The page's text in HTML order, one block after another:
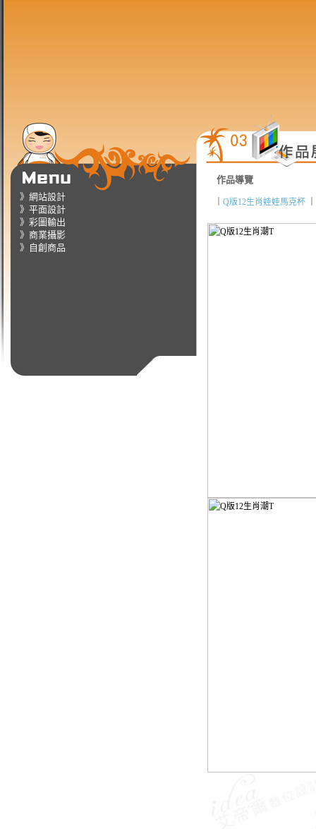
》網站設計
》平面設計
》彩圖輸出
》商業攝影
》自創商品
作品導覽
Q版12生肖娃娃馬克杯